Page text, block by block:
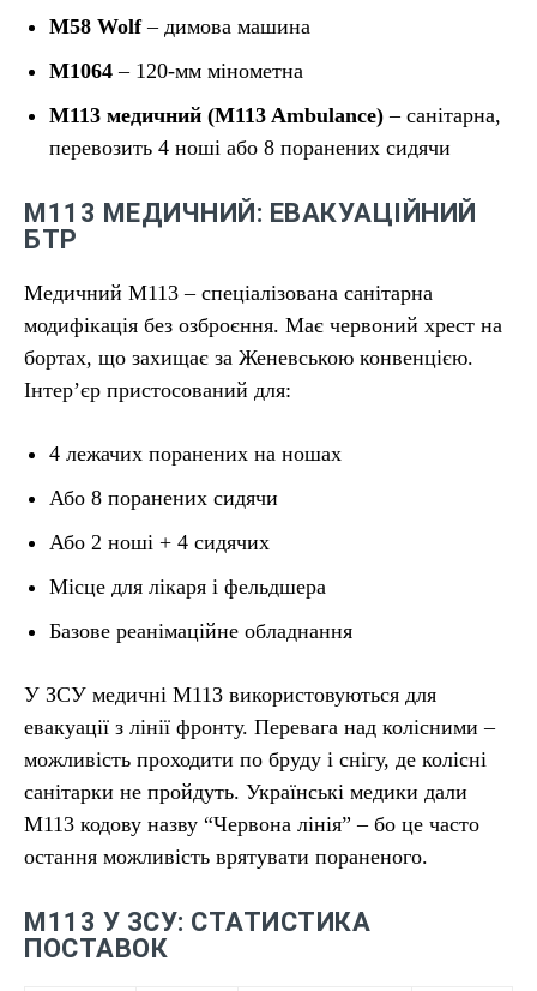
M58 Wolf– димова машина
M1064 – 120-мм мінометна
M113 медичний (M113 Ambulance) – санітарна,
перевозить 4 ноші або 8 поранених сидячи
М113 МЕДИЧНИЙ: ЕВАКУАЦІЙНИЙ
БТР
Медичний М113 – спеціалізована санітарна
модифікація без озброєння. Має червоний хрест на
бортах, що захищає за Женевською конвенцією.
Інтер’єр пристосований для:
4 лежачих поранених на ношах
Або 8 поранених сидячи
Або 2 ноші + 4 сидячих
Місце для лікаря і фельдшера
Базове реанімаційне обладнання
У ЗСУ медичні М113 використовуються для
евакуації з лінії фронту. Перевага над колісними –
можливість проходити по бруду і снігу, де колісні
санітарки не пройдуть. Українські медики дали
М113 кодову назву “Червона лінія” – бо це часто
остання можливість врятувати пораненого.
М113 У ЗСУ: СТАТИСТИКА
ПОСТАВОК